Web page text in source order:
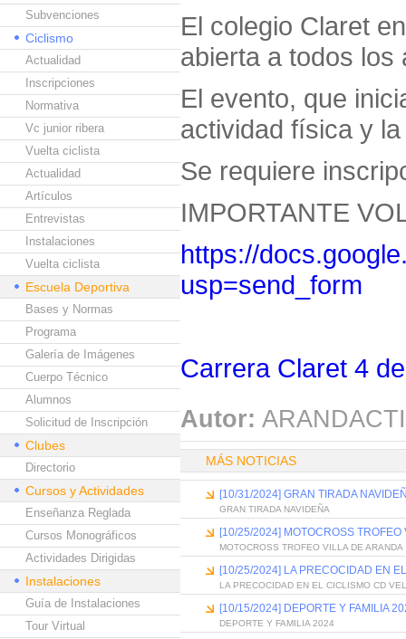
Subvenciones
Ciclismo
Actualidad
Inscripciones
Normativa
Vc junior ribera
Vuelta ciclista
Actualidad
Artículos
Entrevistas
Instalaciones
Vuelta ciclista
Escuela Deportiva
Bases y Normas
Programa
Galería de Imágenes
Cuerpo Técnico
Alumnos
Solicitud de Inscripción
Clubes
Directorio
Cursos y Actividades
Enseñanza Reglada
Cursos Monográficos
Actividades Dirigidas
Instalaciones
Guía de Instalaciones
Tour Virtual
El colegio Claret
abierta a todos los
El evento, que
actividad física y
Se requiere
IMPORTANTE
https://
usp=send_form
Carrera Claret 4
Autor:
MÁS NOTICIAS
[10/31/2024] GRAN TIRADA
GRAN TIRADA NAVIDEÑA
[10/25/2024] MOTOCROSS TROFEO
MOTOCROSS TROFEO VILLA DE ARANDA
[10/25/2024] LA PRECOCIDAD EN
LA PRECOCIDAD EN EL CICLISMO CD
[10/15/2024] DEPORTE Y FAMILIA
DEPORTE Y FAMILIA 2024